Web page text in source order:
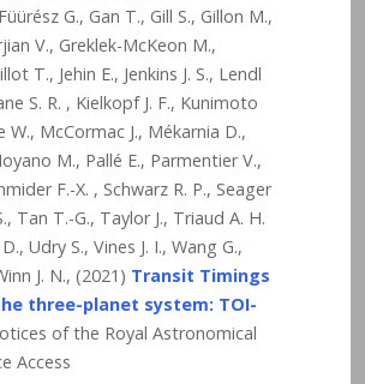
G., Gan T., Gill S., Gillon M.,
V., Greklek-McKeon M.,
T., Jehin E., Jenkins J. S., Lendl
S. R. , Kielkopf J. F., Kunimoto
W., McCormac J., Mékarnia D.,
M., Pallé E., Parmentier V.,
F.-X. , Schwarz R. P., Seager
Tan T.-G., Taylor J., Triaud A. H.
Udry S., Vines J. I., Wang G.,
J. N., (2021) Transit Timings
three-planet system: TOI-
of the Royal Astronomical
Access